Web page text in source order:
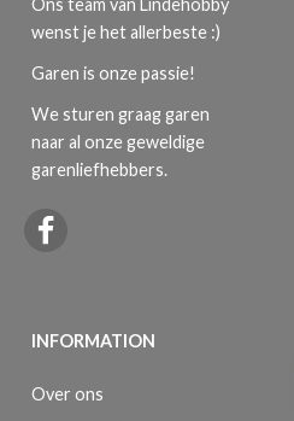
wenst je het allerbeste :)
Garen is onze passie!
We sturen graag garen
naar al onze geweldige
garenliefhebbers.
INFORMATION
Over ons